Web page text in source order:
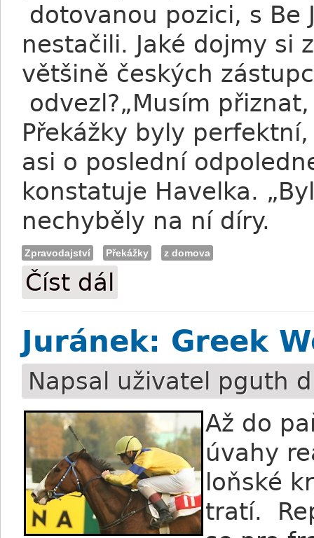
dotovanou pozici, s Be
nestačili. Jaké dojmy si
většině českých
odvezl?„Musím
Překážky byly
asi o poslední
konstatuje Havelka.
nechyběly na ní díry.
Zpravodajství Překážky z domova
Číst dál
Juránek: Greek
Napsal uživatel pguth
Až do
úvahy
loňské
tratí.